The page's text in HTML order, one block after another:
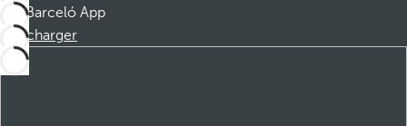
Barceló App
Télécharger